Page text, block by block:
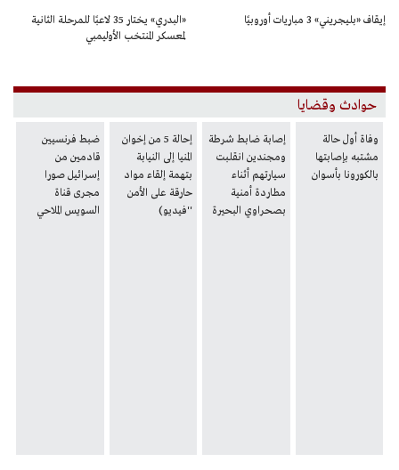
إيقاف «بليجريني» 3 مباريات أوروبيًا
«البدري» يختار 35 لاعبًا للمرحلة الثانية
لمعسكر المنتخب الأوليمبي
حوادث وقضايا
وفاة أول حالة
مشتبه بإصابتها
بالكورونا بأسوان
إصابة ضابط شرطة
ومجندين انقلبت
سيارتهم أثناء
مطاردة أمنية
بصحراوي البحيرة
إحالة 5 من إخوان
المنيا إلى النيابة
بتهمة إلقاء مواد
حارقة على الأمن
''فيديو)
ضبط فرنسيين
قادمين من
إسرائيل صورا
مجرى قناة
السويس الملاحي